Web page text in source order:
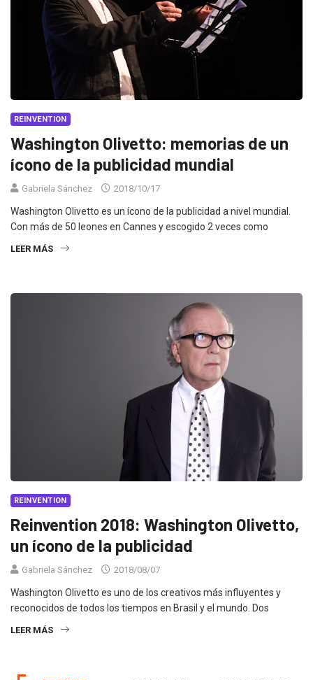
REINVENTION
Washington Olivetto: memorias de un
ícono de la publicidad mundial
Gabriela Sánchez 2018/10/17
Washington Olivetto es un ícono de la publicidad a nivel mundial.
Con más de 50 leones en Cannes y escogido 2 veces como
LEER MÁS
REINVENTION
Reinvention 2018: Washington Olivetto,
un ícono de la publicidad
Gabriela Sánchez 2018/08/07
Washington Olivetto es uno de los creativos más influyentes y
reconocidos de todos los tiempos en Brasil y el mundo. Dos
LEER MÁS